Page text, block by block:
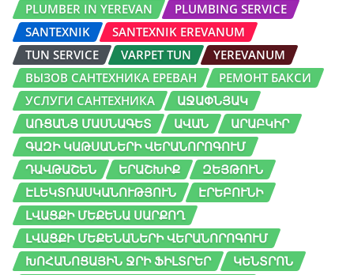
PLUMBER IN YEREVAN
PLUMBING SERVICE
SANTEXNIK
SANTEXNIK EREVANUM
TUN SERVICE
VARPET TUN
YEREVANUM
ВЫЗОВ САНТЕХНИКА ЕРЕВАН
РЕМОНТ БАКСИ
УСЛУГИ САНТЕХНИКА
ԱՋԱՓՆՅԱԿ
ԱՌՑԱՆՑ ՄԱՍՆԱԳԵՏ
ԱՎԱՆ
ԱՐԱԲԿԻՐ
ԳԱԶԻ ԿԱԹՍԱՆԵՐԻ ՎԵՐԱՆՈՐՈԳՈՒՄ
ԴԱՎԹԱՇԵՆ
ԵՐԱՇԽԻՔ
ԶԵՅԹՈՒՆ
ԷԼԵԿՏՌԱՍԿԱՆՈՒԹՅՈՒՆ
ԷՐԵԲՈՒՆԻ
ԼՎԱՑՔԻ ՄԵՔԵՆԱ ՍԱՐՔՈՂ
ԼՎԱՑՔԻ ՄԵՔԵՆԱՆԵՐԻ ՎԵՐԱՆՈՐՈԳՈՒՄ
ԽՈՀԱՆՈՑԱՅԻՆ ՋՐԻ ՖԻԼՏՐԵՐ
ԿԵՆՏՐՈՆ